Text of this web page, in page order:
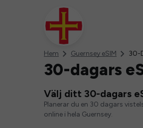
Hem Guernsey eSIM 30-
30-dagars
Välj ditt 30-dagars
Planerar du en 30 dagars
online i hela Guernsey.